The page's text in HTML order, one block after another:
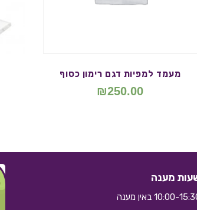
מעמד למפיות דגם רימון כסוף
₪250.00
מענה
15:30 באין מענה